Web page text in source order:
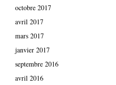
octobre 2017
avril 2017
mars 2017
janvier 2017
septembre 2016
avril 2016